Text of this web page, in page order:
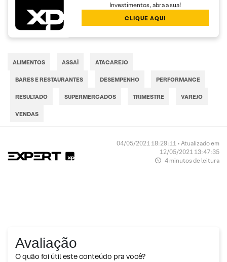
Investimentos, abra a sua!
CLIQUE AQUI
ALIMENTOS ASSAÍ ATACAREJO
BARES E RESTAURANTES DESEMPENHO PERFORMANCE
RESULTADO SUPERMERCADOS TRIMESTRE VAREJO
VENDAS
04/05/2021 18:29:11 • Atualizado em
12/05/2021 13:47:35
4 minutos de leitura
Avaliação
O quão foi útil este conteúdo pra você?